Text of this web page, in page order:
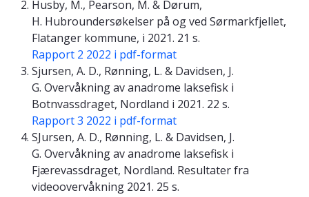
Husby, M., Pearson, M. & Dørum,
H. Hubroundersøkelser på og ved Sørmarkfjellet,
Flatanger kommune, i 2021. 21 s.
Rapport 2 2022 i pdf-format
Sjursen, A. D., Rønning, L. & Davidsen, J.
G. Overvåkning av anadrome laksefisk i
Botnvassdraget, Nordland i 2021. 22 s.
Rapport 3 2022 i pdf-format
SJursen, A. D., Rønning, L. & Davidsen, J.
G. Overvåkning av anadrome laksefisk i
Fjærevassdraget, Nordland. Resultater fra
videoovervåkning 2021. 25 s.